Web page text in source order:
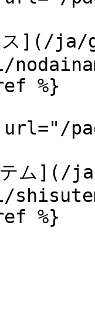
ス](/ja/
%}
テム](/